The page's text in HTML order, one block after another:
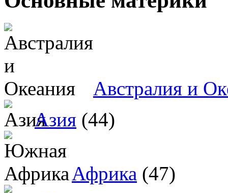
Австралия и
Азия (44)
Африка (47)